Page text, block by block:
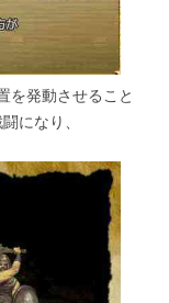
を発動させること
になり、